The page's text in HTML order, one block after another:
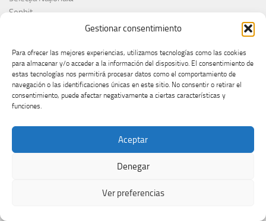
Gestionar consentimiento
Para ofrecer las mejores experiencias, utilizamos tecnologías como las cookies
para almacenar y/o acceder a la información del dispositivo. El consentimiento de
estas tecnologías nos permitirá procesar datos como el comportamiento de
navegación o las identificaciones únicas en este sitio. No consentir o retirar el
consentimiento, puede afectar negativamente a ciertas características y
funciones.
Aceptar
Denegar
Ver preferencias
Senhit
Sertab Erener
Sing for Greece 2026
Sissal
Slimane
Slovacchia
Slovačka
Slovaquie